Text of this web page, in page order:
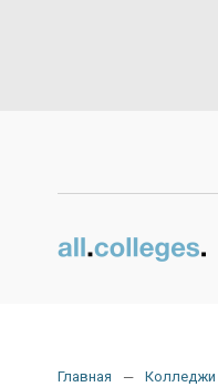
Главная Колледжи